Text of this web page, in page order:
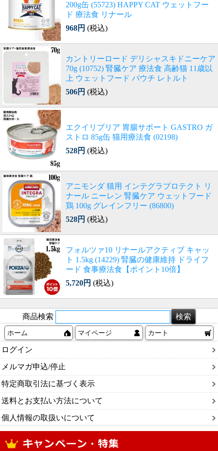
200g缶 (55723) HAPPY CAT ウェットフー
ド 療法食 リナール
968円 (税込)
カントリーロード デリシャスキドニーケア
70g (10752) 腎臓ケア 療法食 高齢猫 11歳以
上 ウェットフード パウチ レトルト
506円 (税込)
エクイリブリア 胃腸サポート GASTRO ガ
ストロ 85g缶 猫用療法食 (02198)
528円 (税込)
アニモンダ 猫用 インテグラプロテクト リ
ナール ニーレン 腎臓ケア ウェットフード
鶏 100g グレインフリー (86800)
528円 (税込)
フォルツァ10 リナールアクティブ キャッ
ト 1.5kg (14229) 腎臓の健康維持 ドライフ
ード 食事療法食【ポイント10倍】
5,720円 (税込)
商品検索
ホーム マイページ カート
ログイン
メルマガ申込/停止
特定商取引法に基づく表示
送料とお支払い方法について
個人情報の取扱いについて